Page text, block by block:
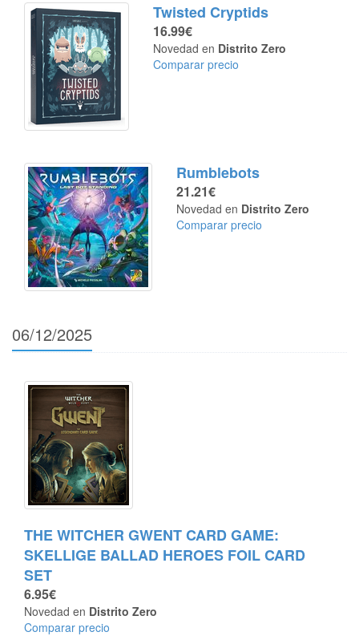
Twisted Cryptids
16.99€
Novedad en Distrito Zero
Comparar precio
Rumblebots
21.21€
Novedad en Distrito Zero
Comparar precio
06/12/2025
THE WITCHER GWENT CARD GAME:
SKELLIGE BALLAD HEROES FOIL CARD
SET
6.95€
Novedad en Distrito Zero
Comparar precio